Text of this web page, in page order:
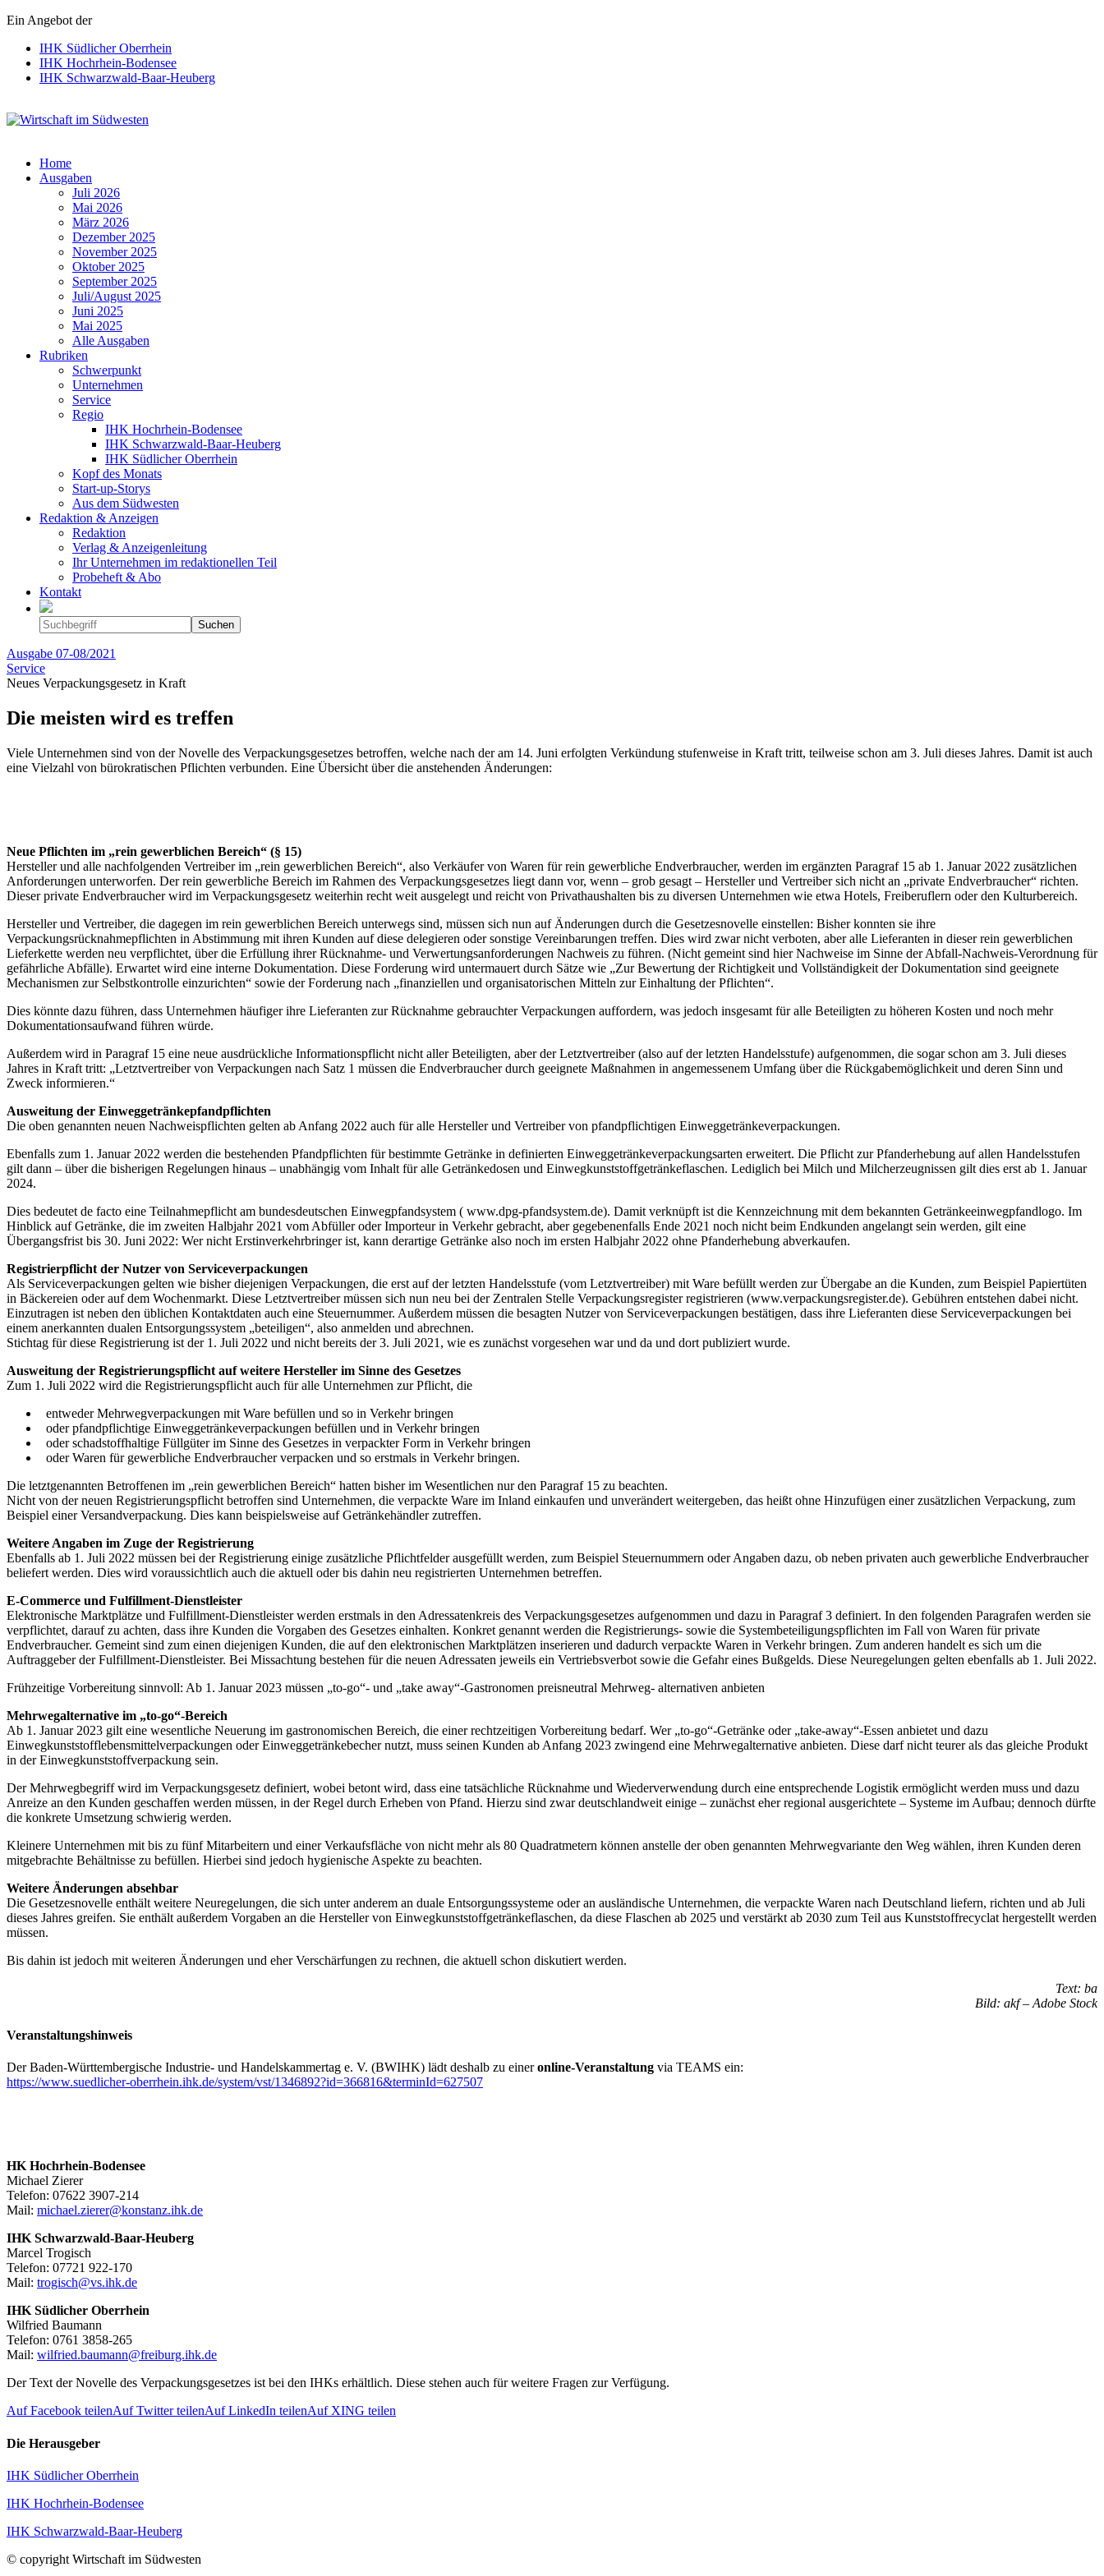
Ein Angebot der
IHK Südlicher Oberrhein
IHK Hochrhein-Bodensee
IHK Schwarzwald-Baar-Heuberg
Home
Ausgaben
Juli 2026
Mai 2026
März 2026
Dezember 2025
November 2025
Oktober 2025
September 2025
Juli/August 2025
Juni 2025
Mai 2025
Alle Ausgaben
Rubriken
Schwerpunkt
Unternehmen
Service
Regio
IHK Hochrhein-Bodensee
IHK Schwarzwald-Baar-Heuberg
IHK Südlicher Oberrhein
Kopf des Monats
Start-up-Storys
Aus dem Südwesten
Redaktion & Anzeigen
Redaktion
Verlag & Anzeigenleitung
Ihr Unternehmen im redaktionellen Teil
Probeheft & Abo
Kontakt
Ausgabe 07-08/2021
Service
Neues Verpackungsgesetz in Kraft
Die meisten wird es treffen
Viele Unternehmen sind von der Novelle des Verpackungsgesetzes betroffen, welche nach der am 14. Juni erfolgten Verkündung stufenweise in Kraft tritt, teilweise schon am 3. Juli dieses Jahres. Damit ist auch
eine Vielzahl von bürokratischen Pflichten verbunden. Eine Übersicht über die anstehenden Änderungen:
Neue Pflichten im „rein gewerblichen Bereich“ (§ 15)
Hersteller und alle nachfolgenden Vertreiber im „rein gewerblichen Bereich“, also Verkäufer von Waren für rein gewerbliche Endverbraucher, werden im ergänzten Paragraf 15 ab 1. Januar 2022 zusätzlichen
Anforderungen unterworfen. Der rein gewerbliche Bereich im Rahmen des Verpackungsgesetzes liegt dann vor, wenn – grob gesagt – Hersteller und Vertreiber sich nicht an „private Endverbraucher“ richten.
Dieser private Endverbraucher wird im Verpackungsgesetz weiterhin recht weit ausgelegt und reicht von Privathaushalten bis zu diversen Unternehmen wie etwa Hotels, Freiberuflern oder den Kulturbereich.
Hersteller und Vertreiber, die dagegen im rein gewerblichen Bereich unterwegs sind, müssen sich nun auf Änderungen durch die Gesetzesnovelle einstellen: Bisher konnten sie ihre
Verpackungsrücknahmepflichten in Abstimmung mit ihren Kunden auf diese delegieren oder sonstige Vereinbarungen treffen. Dies wird zwar nicht verboten, aber alle Lieferanten in dieser rein gewerblichen
Lieferkette werden neu verpflichtet, über die Erfüllung ihrer Rücknahme- und Verwertungsanforderungen Nachweis zu führen. (Nicht gemeint sind hier Nachweise im Sinne der Abfall-Nachweis-Verordnung für
gefährliche Abfälle). Erwartet wird eine interne Dokumentation. Diese Forderung wird untermauert durch Sätze wie „Zur Bewertung der Richtigkeit und Vollständigkeit der Dokumentation sind geeignete
Mechanismen zur Selbstkontrolle einzurichten“ sowie der Forderung nach „finanziellen und organisatorischen Mitteln zur Einhaltung der Pflichten“.
Dies könnte dazu führen, dass Unternehmen häufiger ihre Lieferanten zur Rücknahme gebrauchter Verpackungen auffordern, was jedoch insgesamt für alle Beteiligten zu höheren Kosten und noch mehr
Dokumentationsaufwand führen würde.
Außerdem wird in Paragraf 15 eine neue ausdrückliche Informationspflicht nicht aller Beteiligten, aber der Letztvertreiber (also auf der letzten Handelsstufe) aufgenommen, die sogar schon am 3. Juli dieses
Jahres in Kraft tritt: „Letztvertreiber von Verpackungen nach Satz 1 müssen die Endverbraucher durch geeignete Maßnahmen in angemessenem Umfang über die Rückgabemöglichkeit und deren Sinn und
Zweck informieren.“
Ausweitung der Einweggetränkepfandpflichten
Die oben genannten neuen Nachweispflichten gelten ab Anfang 2022 auch für alle Hersteller und Vertreiber von pfandpflichtigen Einweggetränkeverpackungen.
Ebenfalls zum 1. Januar 2022 werden die bestehenden Pfandpflichten für bestimmte Getränke in definierten Einweggetränkeverpackungsarten erweitert. Die Pflicht zur Pfanderhebung auf allen Handelsstufen
gilt dann – über die bisherigen Regelungen hinaus – unabhängig vom Inhalt für alle Getränkedosen und Einwegkunststoffgetränkeflaschen. Lediglich bei Milch und Milcherzeugnissen gilt dies erst ab 1. Januar
2024.
Dies bedeutet de facto eine Teilnahmepflicht am bundesdeutschen Einwegpfandsystem ( www.dpg-pfandsystem.de). Damit verknüpft ist die Kennzeichnung mit dem bekannten Getränkeeinwegpfandlogo. Im
Hinblick auf Getränke, die im zweiten Halbjahr 2021 vom Abfüller oder Importeur in Verkehr gebracht, aber gegebenenfalls Ende 2021 noch nicht beim Endkunden angelangt sein werden, gilt eine
Übergangsfrist bis 30. Juni 2022: Wer nicht Erstinverkehrbringer ist, kann derartige Getränke also noch im ersten Halbjahr 2022 ohne Pfanderhebung abverkaufen.
Registrierpflicht der Nutzer von Serviceverpackungen
Als Serviceverpackungen gelten wie bisher diejenigen Verpackungen, die erst auf der letzten Handelsstufe (vom Letztvertreiber) mit Ware befüllt werden zur Übergabe an die Kunden, zum Beispiel Papiertüten
in Bäckereien oder auf dem Wochenmarkt. Diese Letztvertreiber müssen sich nun neu bei der Zentralen Stelle Verpackungsregister registrieren (www.verpackungsregister.de). Gebühren entstehen dabei nicht.
Einzutragen ist neben den üblichen Kontaktdaten auch eine Steuernummer. Außerdem müssen die besagten Nutzer von Serviceverpackungen bestätigen, dass ihre Lieferanten diese Serviceverpackungen bei
einem anerkannten dualen Entsorgungssystem „beteiligen“, also anmelden und abrechnen.
Stichtag für diese Registrierung ist der 1. Juli 2022 und nicht bereits der 3. Juli 2021, wie es zunächst vorgesehen war und da und dort publiziert wurde.
Ausweitung der Registrierungspflicht auf weitere Hersteller im Sinne des Gesetzes
Zum 1. Juli 2022 wird die Registrierungspflicht auch für alle Unternehmen zur Pflicht, die
entweder Mehrwegverpackungen mit Ware befüllen und so in Verkehr bringen
oder pfandpflichtige Einweggetränkeverpackungen befüllen und in Verkehr bringen
oder schadstoffhaltige Füllgüter im Sinne des Gesetzes in verpackter Form in Verkehr bringen
oder Waren für gewerbliche Endverbraucher verpacken und so erstmals in Verkehr bringen.
Die letztgenannten Betroffenen im „rein gewerblichen Bereich“ hatten bisher im Wesentlichen nur den Paragraf 15 zu beachten.
Nicht von der neuen Registrierungspflicht betroffen sind Unternehmen, die verpackte Ware im Inland einkaufen und unverändert weitergeben, das heißt ohne Hinzufügen einer zusätzlichen Verpackung, zum
Beispiel einer Versandverpackung. Dies kann beispielsweise auf Getränkehändler zutreffen.
Weitere Angaben im Zuge der Registrierung
Ebenfalls ab 1. Juli 2022 müssen bei der Registrierung einige zusätzliche Pflichtfelder ausgefüllt werden, zum Beispiel Steuernummern oder Angaben dazu, ob neben privaten auch gewerbliche Endverbraucher
beliefert werden. Dies wird voraussichtlich auch die aktuell oder bis dahin neu registrierten Unternehmen betreffen.
E-Commerce und Fulfillment-Dienstleister
Elektronische Marktplätze und Fulfillment-Dienstleister werden erstmals in den Adressatenkreis des Verpackungsgesetzes aufgenommen und dazu in Paragraf 3 definiert. In den folgenden Paragrafen werden sie
verpflichtet, darauf zu achten, dass ihre Kunden die Vorgaben des Gesetzes einhalten. Konkret genannt werden die Registrierungs- sowie die Systembeteiligungspflichten im Fall von Waren für private
Endverbraucher. Gemeint sind zum einen diejenigen Kunden, die auf den elektronischen Marktplätzen inserieren und dadurch verpackte Waren in Verkehr bringen. Zum anderen handelt es sich um die
Auftraggeber der Fulfillment-Dienstleister. Bei Missachtung bestehen für die neuen Adressaten jeweils ein Vertriebsverbot sowie die Gefahr eines Bußgelds. Diese Neuregelungen gelten ebenfalls ab 1. Juli 2022.
Frühzeitige Vorbereitung sinnvoll: Ab 1. Januar 2023 müssen „to-go“- und „take away“-Gastronomen preisneutral Mehrweg- alternativen anbieten
Mehrwegalternative im „to-go“-Bereich
Ab 1. Januar 2023 gilt eine wesentliche Neuerung im gastronomischen Bereich, die einer rechtzeitigen Vorbereitung bedarf. Wer „to-go“-Getränke oder „take-away“-Essen anbietet und dazu
Einwegkunststofflebensmittelverpackungen oder Einweggetränkebecher nutzt, muss seinen Kunden ab Anfang 2023 zwingend eine Mehrwegalternative anbieten. Diese darf nicht teurer als das gleiche Produkt
in der Einwegkunststoffverpackung sein.
Der Mehrwegbegriff wird im Verpackungsgesetz definiert, wobei betont wird, dass eine tatsächliche Rücknahme und Wiederverwendung durch eine entsprechende Logistik ermöglicht werden muss und dazu
Anreize an den Kunden geschaffen werden müssen, in der Regel durch Erheben von Pfand. Hierzu sind zwar deutschlandweit einige – zunächst eher regional ausgerichtete – Systeme im Aufbau; dennoch dürfte
die konkrete Umsetzung schwierig werden.
Kleinere Unternehmen mit bis zu fünf Mitarbeitern und einer Verkaufsfläche von nicht mehr als 80 Quadratmetern können anstelle der oben genannten Mehrwegvariante den Weg wählen, ihren Kunden deren
mitgebrachte Behältnisse zu befüllen. Hierbei sind jedoch hygienische Aspekte zu beachten.
Weitere Änderungen absehbar
Die Gesetzesnovelle enthält weitere Neuregelungen, die sich unter anderem an duale Entsorgungssysteme oder an ausländische Unternehmen, die verpackte Waren nach Deutschland liefern, richten und ab Juli
dieses Jahres greifen. Sie enthält außerdem Vorgaben an die Hersteller von Einwegkunststoffgetränkeflaschen, da diese Flaschen ab 2025 und verstärkt ab 2030 zum Teil aus Kunststoffrecyclat hergestellt werden
müssen.
Bis dahin ist jedoch mit weiteren Änderungen und eher Verschärfungen zu rechnen, die aktuell schon diskutiert werden.
Text: ba
Bild: akf – Adobe Stock
Veranstaltungshinweis
Der Baden-Württembergische Industrie- und Handelskammertag e. V. (BWIHK) lädt deshalb zu eineronline-Veranstaltung via TEAMS ein:
https://www.suedlicher-oberrhein.ihk.de/system/vst/1346892?id=366816&terminId=627507
HK Hochrhein-Bodensee
Michael Zierer
Telefon: 07622 3907-214
Mail: michael.zierer@konstanz.ihk.de
IHK Schwarzwald-Baar-Heuberg
Marcel Trogisch
Telefon: 07721 922-170
Mail: trogisch@vs.ihk.de
IHK Südlicher Oberrhein
Wilfried Baumann
Telefon: 0761 3858-265
Mail: wilfried.baumann@freiburg.ihk.de
Der Text der Novelle des Verpackungsgesetzes ist bei den IHKs erhältlich. Diese stehen auch für weitere Fragen zur Verfügung.
Auf Facebook teilenAuf Twitter teilenAuf LinkedIn teilenAuf XING teilen
Die Herausgeber
IHK Südlicher Oberrhein
IHK Hochrhein-Bodensee
IHK Schwarzwald-Baar-Heuberg
© copyright Wirtschaft im Südwesten